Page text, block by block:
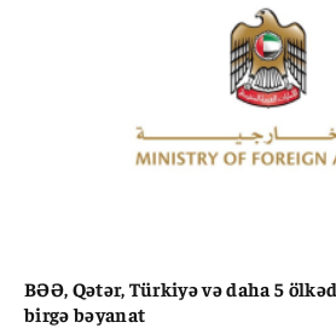
BƏƏ, Qətər, Türkiyə və daha 5
birgə bəyanat